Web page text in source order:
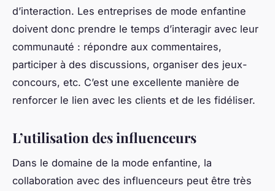
d’interaction. Les entreprises de mode enfantine
doivent donc prendre le temps d’interagir avec leur
communauté : répondre aux commentaires,
participer à des discussions, organiser des jeux-
concours, etc. C’est une excellente manière de
renforcer le lien avec les clients et de les fidéliser.
L’utilisation des influenceurs
Dans le domaine de la mode enfantine, la
collaboration avec des influenceurs peut être très